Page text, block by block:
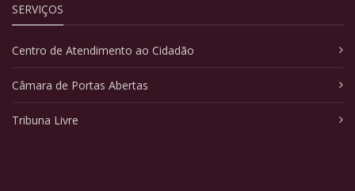
SERVIÇOS
Centro de Atendimento ao Cidadão
Câmara de Portas Abertas
Tribuna Livre